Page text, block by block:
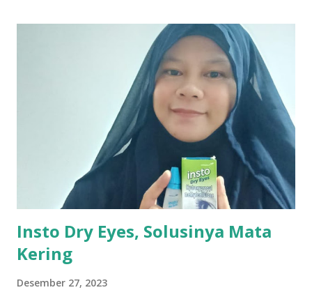
o
Insto Dry Eyes, Solusinya Mata
Kering
Desember 27, 2023